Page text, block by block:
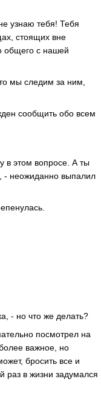
узнаю тебя! Тебя
стоящих вне
общего с нашей
мы следим за ним,
сообщить обо всем
в этом вопросе. А ты
- неожиданно выпалил
- но что же делать?
посмотрел на
важное, но
бросить все и
раз в жизни задумался